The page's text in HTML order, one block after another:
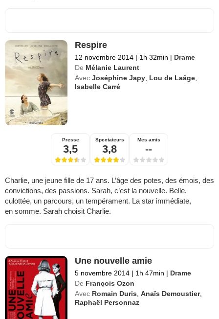
Respire
12 novembre 2014 | 1h 32min | Drame
De Mélanie Laurent
Avec Joséphine Japy Lou de Laâge
Isabelle Carré
Presse
3,5
Spectateurs
3,8
Mes amis
--
Charlie, une jeune fille de 17 ans. L’âge des potes, des émois, des
convictions, des passions. Sarah, c’est la nouvelle. Belle,
culottée, un parcours, un tempérament. La star immédiate,
en somme. Sarah choisit Charlie.
Une nouvelle amie
5 novembre 2014 | 1h 47min | Drame
De François Ozon
Avec Romain Duris ,Anaïs Demoustier,
Raphaël Personnaz